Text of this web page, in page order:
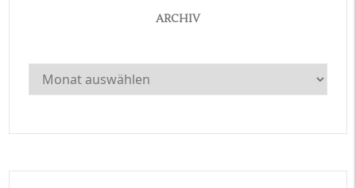
ARCHIV
Archiv